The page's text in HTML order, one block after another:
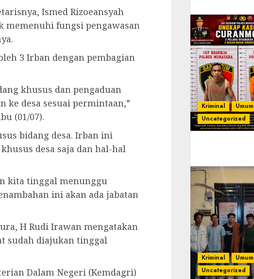
Ismed Rizoeansyah
memenuhi fungsi pengawasan
3 Irban dengan pembagian
khusus dan pengaduan
ke desa sesuai permintaan,”
(01/07).
bidang desa. Irban ini
desa saja dan hal-hal
kita tinggal menunggu
ini akan ada jabatan
H Rudi Irawan mengatakan
sudah diajukan tinggal
Dalam Negeri (Kemdagri)
Kriminal
Umum
Uncategorized
Kriminal
Umum
Uncategorized